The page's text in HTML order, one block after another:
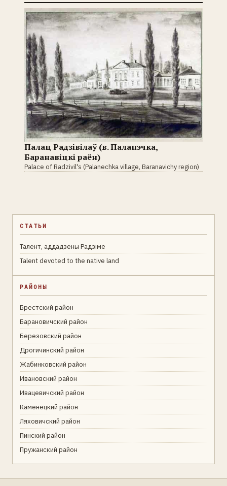
Палац Радзівілаў (в. Паланэчка,
Баранавіцкі раён)
Palace of Radzivil's (Palanechka village, Baranavichy region)
СТАТЬИ
Талент, аддадзены Радзіме
Talent devoted to the native land
РАЙОНЫ
Брестский район
Барановичский район
Березовский район
Дрогичинский район
Жабинковский район
Ивановский район
Ивацевичский район
Каменецкий район
Ляховичский район
Пинский район
Пружанский район